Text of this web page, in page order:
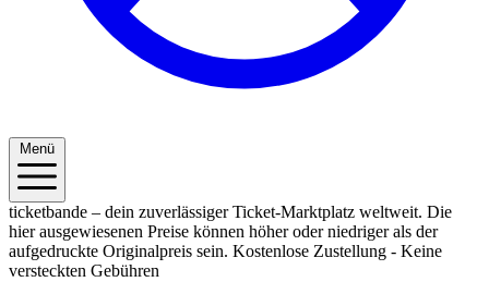
Menü
ticketbande – dein zuverlässiger Ticket-Marktplatz weltweit. Die
hier ausgewiesenen Preise können höher oder niedriger als der
aufgedruckte Originalpreis sein. Kostenlose Zustellung - Keine
versteckten Gebühren